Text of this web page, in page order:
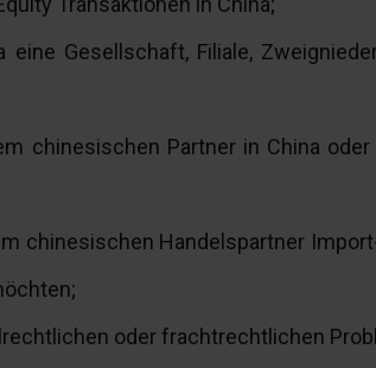
eine Gesellschaft, Filiale,
chinesischen Partner in China
chinesischen Handelspartner
oder frachtrechtlichen